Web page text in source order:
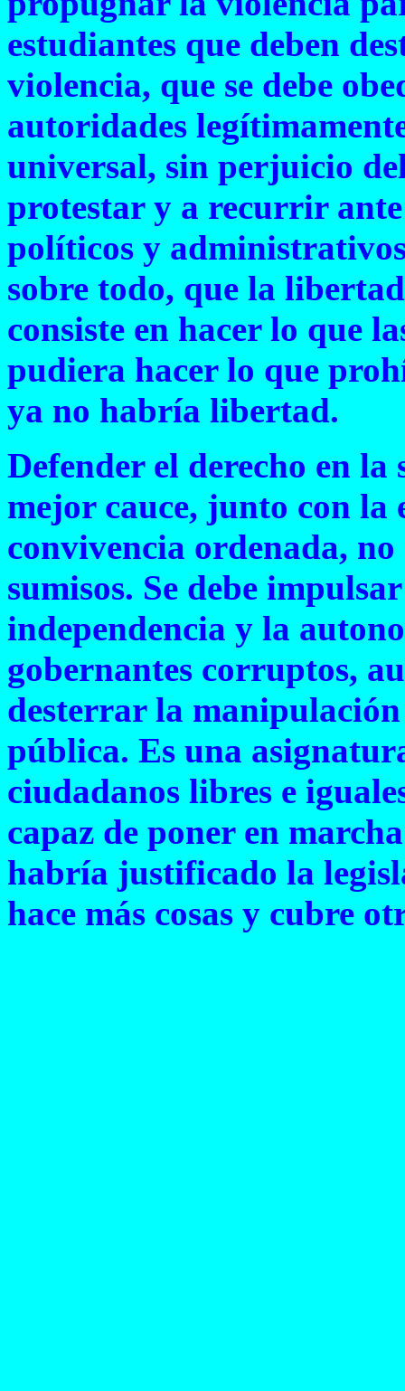
estudiantes que deben
violencia, que se debe
autoridades
universal, sin perjuicio
protestar y a recurrir
políticos y
sobre todo, que la
consiste en hacer lo que
pudiera hacer lo que
ya no habría libertad.
Defender el derecho en
mejor cauce, junto con la
convivencia ordenada,
sumisos. Se debe
independencia y la
gobernantes corruptos,
desterrar la
pública. Es una
ciudadanos libres e
capaz de poner en
habría justificado la
hace más cosas y cubre